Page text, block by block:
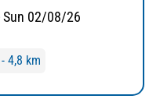
02/08/26
4,8 km